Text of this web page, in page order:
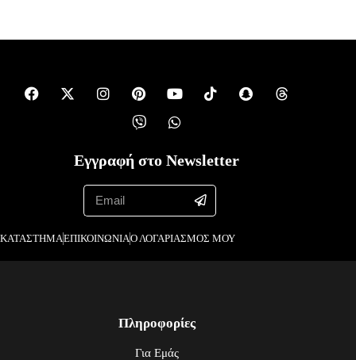
Εγγραφή στο Newsletter
ΚΑΤΑΣΤΗΜΑΕΠΙΚΟΙΝΩΝΙΑΟ ΛΟΓΑΡΙΑΣΜΟΣ ΜΟΥ
Πληροφορίες
Για Εμάς